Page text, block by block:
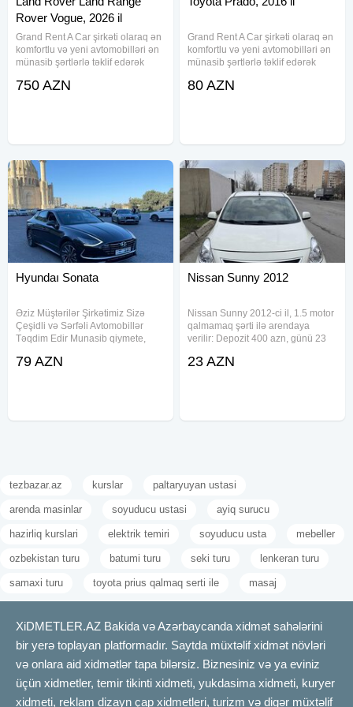
Rover Vogue, 2026 il
Grand Rent A Car şirkəti olaraq ən
komfortlu və yeni avtomobilləri ən
münasib şərtlərlə təklif edərək
təhlükəsiz səyahətlərini təmin
750 AZN
Grand Rent A Car şirkəti olaraq ən
komfortlu və yeni avtomobilləri ən
münasib şərtlərlə təklif edərək
təhlükəsiz səyahətlərini təmin
80 AZN
Hyundaı Sonata
Əziz Müştərilər Şirkətimiz Sizə
Çeşidli və Sərfəli Avtomobillər
Təqdim Edir Munasib qiymete,
edirik 7/24 icare imkani, Depozit
79 AZN
Nissan Sunny 2012
Nissan Sunny 2012-ci il, 1.5 motor
qalmamaq şərti ilə arendaya
verilir: Depozit 400 azn, günü 23
Qalmaqnan da verilir: İlkin ödəniş
23 AZN
tezbazar.az kurslar paltaryuyan ustasi
arenda masinlar soyuducu ustasi ayiq surucu
hazirliq kurslari elektrik temiri soyuducu usta mebeller
ozbekistan turu batumi turu seki turu lenkeran turu
samaxi turu toyota prius qalmaq serti ile masaj
XiDMETLER.AZ Bakida və Azərbaycanda xidmət sahələrini
bir yerə toplayan platformadır. Saytda müxtəlif xidmət növləri
və onlara aid xidmətlər tapa bilərsiz. Biznesiniz və ya eviniz
üçün xidmetler, temir tikinti xidmeti, yukdasima xidmeti, kuryer
xidmeti, reklam dizayn çap xidmetleri, turizm və digər müxtəlif